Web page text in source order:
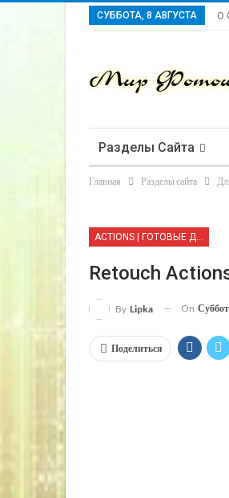
СУББОТА, 8 АВГУСТА О
Разделы Сайта
Главная Разделы сайта
Retouch
By Lipka On
Поделиться